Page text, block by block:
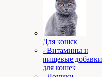
Для кошек
- Витамины и
пищевые добавки
для кошек